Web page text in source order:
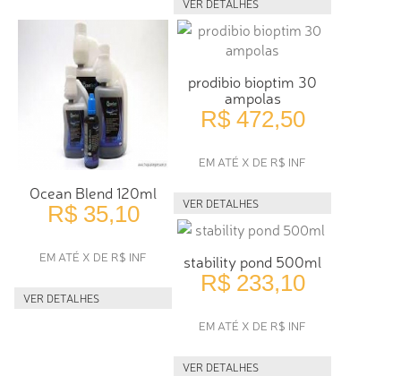
VER DETALHES
Ocean Blend 120ml
R$ 35,10
EM ATÉ X DE R$ INF
VER DETALHES
prodibio bioptim 30
ampolas
R$ 472,50
EM ATÉ X DE R$ INF
VER DETALHES
stability pond 500ml
R$ 233,10
EM ATÉ X DE R$ INF
VER DETALHES